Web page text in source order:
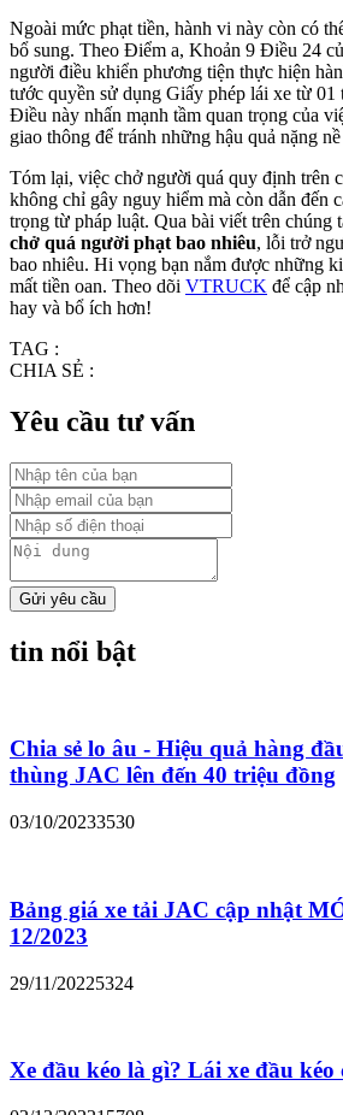
Ngoài mức phạt tiền, hành vi này còn có
bổ sung. Theo Điểm a, Khoản 9 Điều 24
người điều khiển phương tiện thực hiện
tước quyền sử dụng Giấy phép lái xe từ 01
Điều này nhấn mạnh tầm quan trọng của
giao thông để tránh những hậu quả nặng
Tóm lại, việc chở người quá quy định trên
không chỉ gây nguy hiểm mà còn dẫn đến
trọng từ pháp luật. Qua bài viết trên chúng
chở quá người phạt bao nhiêu, lỗi trở
bao nhiêu. Hi vọng bạn nắm được những
mất tiền oan. Theo dõi VTRUCK để cập
hay và bổ ích hơn!
TAG :
CHIA SẺ :
Yêu cầu tư vấn
Gửi yêu cầu
tin nổi bật
Chia sẻ lo âu - Hiệu quả hàng
thùng JAC lên đến 40 triệu đồng
03/10/20233530
Bảng giá xe tải JAC cập nhật
12/2023
29/11/20225324
Xe đầu kéo là gì? Lái xe đầu kéo